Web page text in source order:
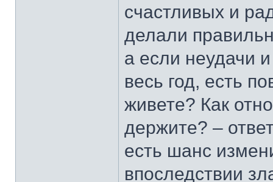
счастливых и
делали
а если неудачи
весь год, есть
живете? Как
держите? –
есть шанс
впоследствии